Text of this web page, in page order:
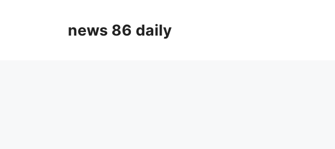
news 86 daily